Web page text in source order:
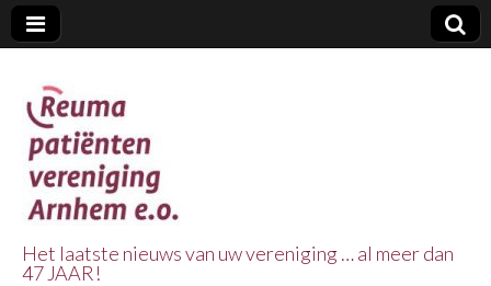
Het laatste nieuws van uw vereniging … al meer dan
47 JAAR!